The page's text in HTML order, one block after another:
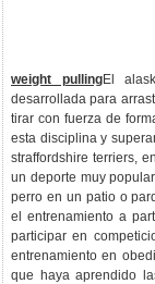
weight pullingEl
desarrollada para
tirar con fuerza de
esta disciplina y
straffordshire terriers,
un deporte muy
perro en un patio o
el entrenamiento a
participar en
entrenamiento en
que haya aprendido